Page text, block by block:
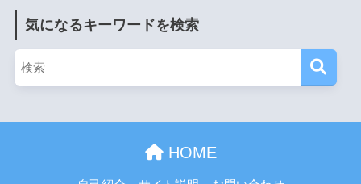
気になるキーワードを検索
HOME